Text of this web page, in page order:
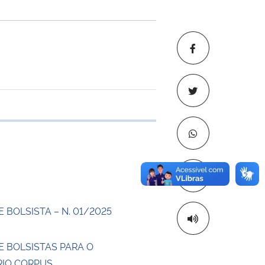
Copiar para
transferência
BOLSISTA – N. 01/2025
BOLSISTAS PARA O
CORPUS